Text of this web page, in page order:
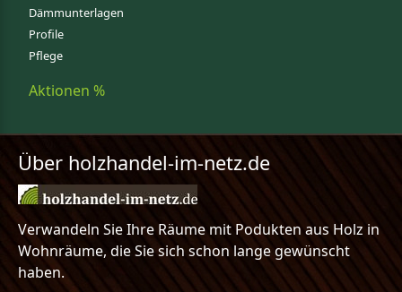
Dämmunterlagen
Profile
Pflege
Aktionen %
Über holzhandel-im-netz.de
Verwandeln Sie Ihre Räume mit Podukten aus Holz in
Wohnräume, die Sie sich schon lange gewünscht
haben.